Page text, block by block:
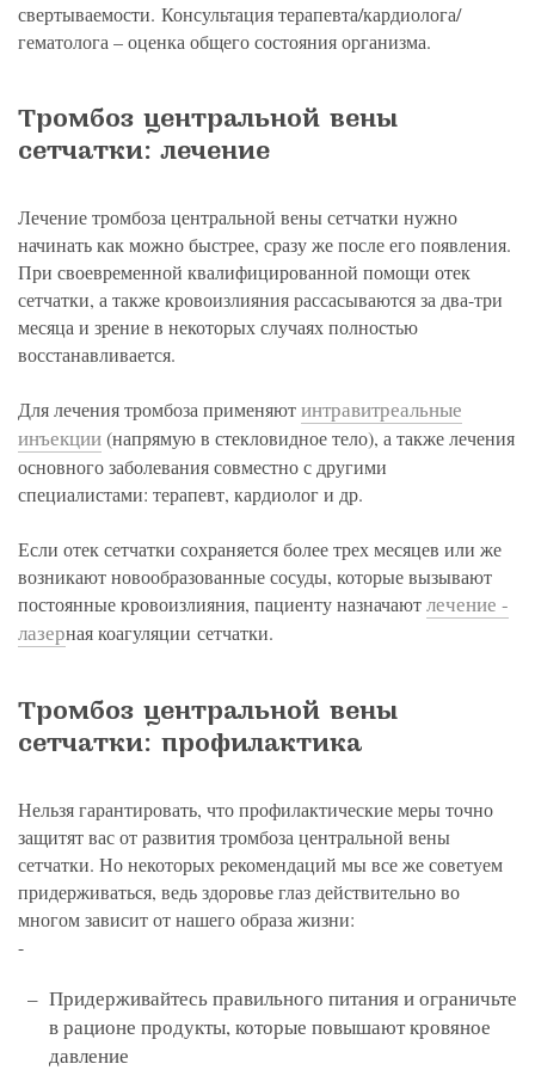
свертываемости. Консультация терапевта/кардиолога/
гематолога – оценка общего состояния организма.
Тромбоз центральной вены
сетчатки: лечение
Лечение тромбоза центральной вены сетчатки нужно
начинать как можно быстрее, сразу же после его появления.
При своевременной квалифицированной помощи отек
сетчатки, а также кровоизлияния рассасываются за два-три
месяца и зрение в некоторых случаях полностью
восстанавливается.
Для лечения тромбоза применяютинтравитреальные
инъекции(напрямую в стекловидное тело), а также лечения
основного заболевания совместно с другими
специалистами: терапевт, кардиолог и др.
Если отек сетчатки сохраняется более трех месяцев или же
возникают новообразованные сосуды, которые вызывают
постоянные кровоизлияния, пациенту назначаютлечение -
лазерная коагуляции сетчатки.
Тромбоз центральной вены
сетчатки: профилактика
Нельзя гарантировать, что профилактические меры точно
защитят вас от развития тромбоза центральной вены
сетчатки. Но некоторых рекомендаций мы все же советуем
придерживаться, ведь здоровье глаз действительно во
многом зависит от нашего образа жизни:
-
Придерживайтесь правильного питания и ограничьте
в рационе продукты, которые повышают кровяное
давление